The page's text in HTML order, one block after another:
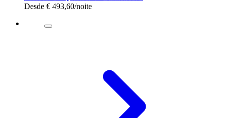
Desde € 493,60/noite